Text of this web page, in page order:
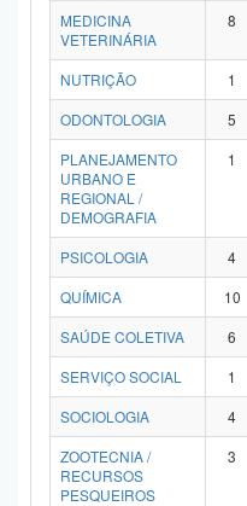
MEDICINA
VETERINÁRIA
8
NUTRIÇÃO 1
ODONTOLOGIA
5
PLANEJAMENTO
URBANO E
REGIONAL /
DEMOGRAFIA
1
PSICOLOGIA 4
QUÍMICA
10
SAÚDE COLETIVA
6
SERVIÇO SOCIAL
1
SOCIOLOGIA
4
ZOOTECNIA /
RECURSOS
PESQUEIROS
3